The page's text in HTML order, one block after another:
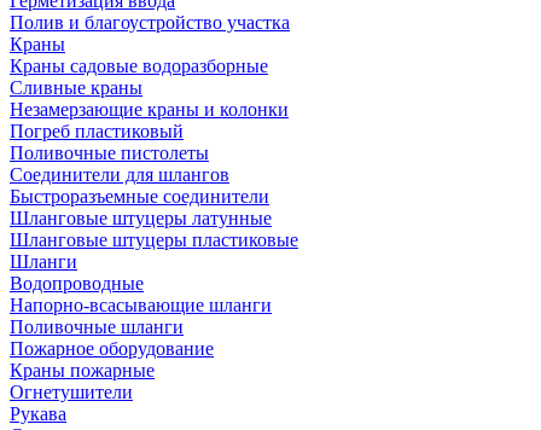
Полив и благоустройство участка
Краны
Краны садовые водоразборные
Сливные краны
Незамерзающие краны и колонки
Погреб пластиковый
Поливочные пистолеты
Соединители для шлангов
Быстроразъемные соединители
Шланговые штуцеры латунные
Шланговые штуцеры пластиковые
Шланги
Водопроводные
Напорно-всасывающие шланги
Поливочные шланги
Пожарное оборудование
Краны пожарные
Огнетушители
Рукава